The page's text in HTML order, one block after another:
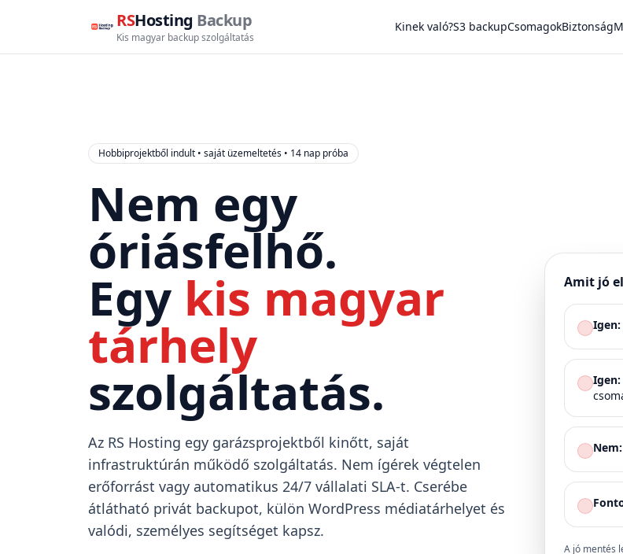
RSHosting Backup
Kis magyar backup szolgáltatás
Kinek való?S3 backupCsomagokBiztonság
Hobbiprojektből indult • saját üzemeltetés • 14 nap próba
Nem egy
óriásfelhő.
Egy kis magyar
tárhely
szolgáltatás.
Az RS Hosting egy garázsprojektből kinőtt, saját
infrastruktúrán működő szolgáltatás. Nem ígérek végtelen
erőforrást vagy automatikus 24/7 vállalati SLA-t. Cserébe
átlátható privát backupot, külön WordPress médiatárhelyet és
valódi, személyes segítséget kapsz.
Amit jó
Igen:
Igen:
Nem:
A jó mentés